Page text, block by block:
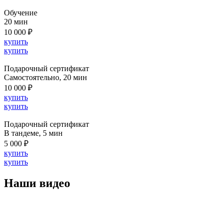
Обучение
20 мин
10 000 ₽
купить
купить
Подарочный сертификат
Cамостоятельно, 20 мин
10 000 ₽
купить
купить
Подарочный сертификат
В тандеме, 5 мин
5 000 ₽
купить
купить
Наши видео